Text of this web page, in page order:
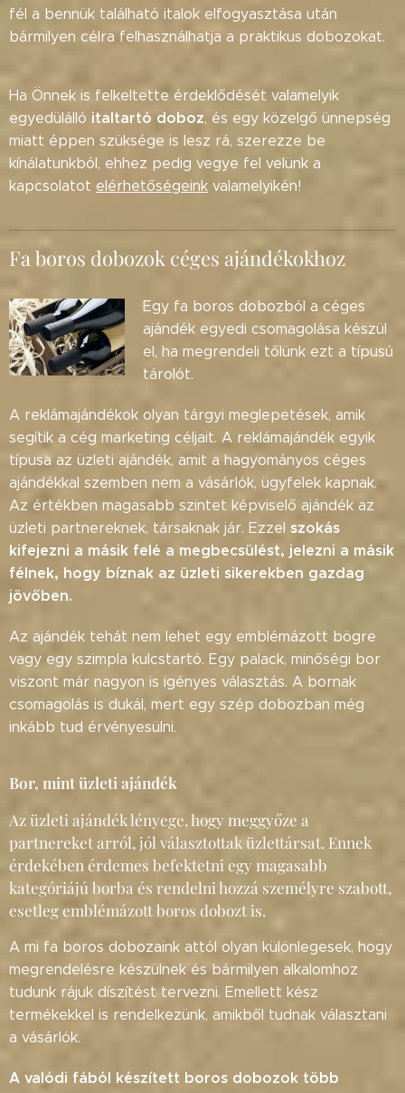
fél a bennük található italok elfogyasztása után
bármilyen célra felhasználhatja a praktikus dobozokat.
Ha Önnek is felkeltette érdeklődését valamelyik
egyedülálló italtartó doboz, és egy közelgő ünnepség
miatt éppen szüksége is lesz rá, szerezze be
kínálatunkból, ehhez pedig vegye fel velünk a
kapcsolatot elérhetőségeink valamelyikén!
Fa boros dobozok céges ajándékokhoz
Egy fa boros dobozból a céges
ajándék egyedi csomagolása készül
el, ha megrendeli tőlünk ezt a típusú
tárolót.
A reklámajándékok olyan tárgyi meglepetések, amik
segítik a cég marketing céljait. A reklámajándék egyik
típusa az üzleti ajándék, amit a hagyományos céges
ajándékkal szemben nem a vásárlók, ügyfelek kapnak.
Az értékben magasabb szintet képviselő ajándék az
üzleti partnereknek, társaknak jár. Ezzel szokás
kifejezni a másik felé a megbecsülést, jelezni a másik
félnek, hogy bíznak az üzleti sikerekben gazdag
jövőben.
Az ajándék tehát nem lehet egy emblémázott bögre
vagy egy szimpla kulcstartó. Egy palack, minőségi bor
viszont már nagyon is igényes választás. A bornak
csomagolás is dukál, mert egy szép dobozban még
inkább tud érvényesülni.
Bor, mint üzleti ajándék
Az üzleti ajándék lényege, hogy meggyőze a
partnereket arról, jól választottak üzlettársat. Ennek
érdekében érdemes befektetni egy magasabb
kategóriájú borba és rendelni hozzá személyre szabott,
esetleg emblémázott boros dobozt is.
A mi fa boros dobozaink attól olyan különlegesek, hogy
megrendelésre készülnek és bármilyen alkalomhoz
tudunk rájuk díszítést tervezni. Emellett kész
termékekkel is rendelkezünk, amikből tudnak választani
a vásárlók.
A valódi fából készített boros dobozok több